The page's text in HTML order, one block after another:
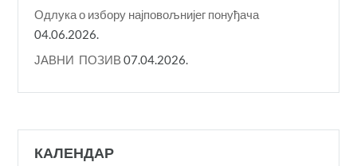
Одлука о избору најповољнијег понуђача
04.06.2026.
ЈАВНИ ПОЗИВ 07.04.2026.
КАЛЕНДАР